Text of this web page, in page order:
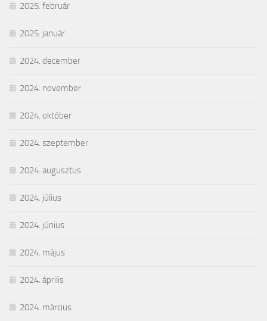
2025. február
2025. január
2024. december
2024. november
2024. október
2024. szeptember
2024. augusztus
2024. július
2024. június
2024. május
2024. április
2024. március